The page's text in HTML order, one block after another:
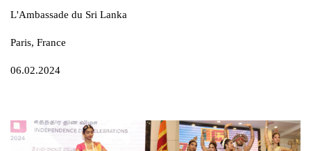
L'Ambassade du Sri Lanka
Paris, France
06.02.2024